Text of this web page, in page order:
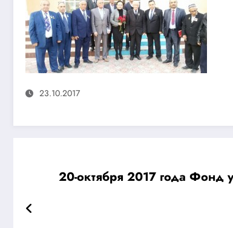
23.10.2017
20-октября 2017 года Фонд